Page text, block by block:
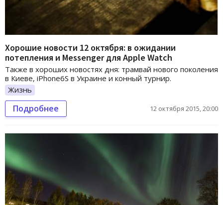
Хорошие новости 12 октября: в ожидании
потепления и Messenger для Apple Watch
Также в хороших новостях дня: трамвай нового поколения
в Киеве, iPhone6S в Украине и конный турнир.
Жизнь
Подробнее 12 октября 2015, 20:00